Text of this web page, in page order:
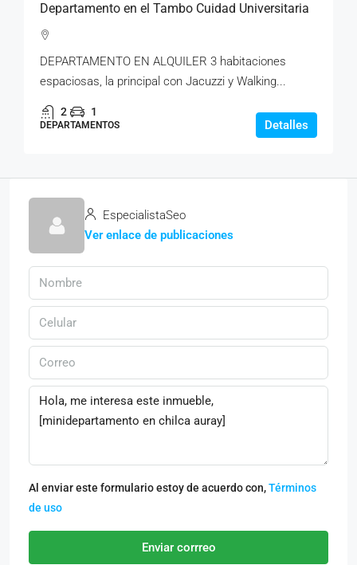
Departamento en el Tambo Cuidad Universitaria
DEPARTAMENTO EN ALQUILER 3 habitaciones
espaciosas, la principal con Jacuzzi y Walking...
2 1
DEPARTAMENTOS Detalles
EspecialistaSeo
Ver enlace de publicaciones
Al enviar este formulario estoy de acuerdo con,Términos
de uso
Enviar corrreo